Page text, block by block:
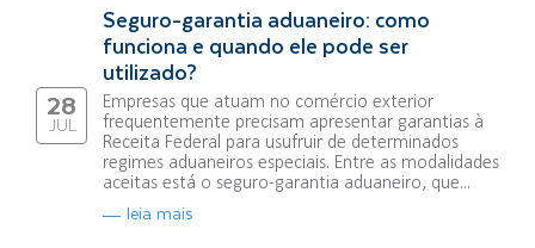
28
JUL
Seguro-garantia aduaneiro: como
funciona e quando ele pode ser
utilizado?
Empresas que atuam no comércio exterior
frequentemente precisam apresentar garantias à
Receita Federal para usufruir de determinados
regimes aduaneiros especiais. Entre as modalidades
aceitas está o seguro-garantia aduaneiro, que...
leia mais